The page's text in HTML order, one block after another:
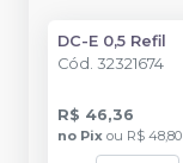
DC-E 0,5 Refil
Cód. 32321674
R$ 46,36
no Pix ou R$ 48,80